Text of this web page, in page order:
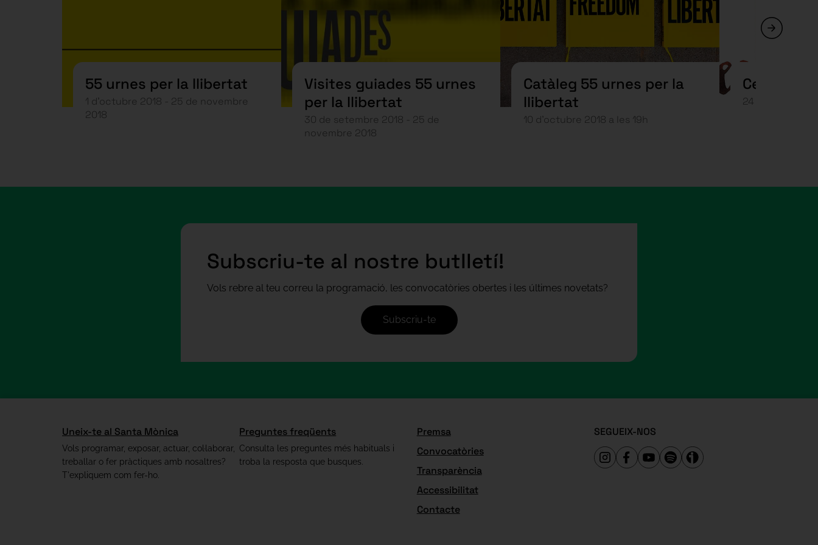
55 urnes per la llibertat
1 d’octubre 2018 - 25 de novembre
2018
Visites guiades 55 urnes
per la llibertat
30 de setembre 2018 - 25 de
novembre 2018
Catàleg 55 urnes per la
llibertat
10 d’octubre 2018 a les 19h
Cesk
24 d’octubre
Subscriu-te al nostre butlletí!
Vols rebre al teu correu la programació, les convocatòries obertes i les últimes novetats?
Subscriu-te
Uneix-te al Santa Mònica
Vols programar, exposar, actuar, col·laborar,
treballar o fer pràctiques amb nosaltres?
T'expliquem com fer-ho.
Preguntes freqüents
Consulta les preguntes més habituals i
troba la resposta que busques.
Premsa
Convocatòries
Transparència
Accessibilitat
Contacte
SEGUEIX-NOS